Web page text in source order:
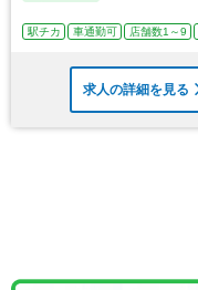
駅チカ 車通勤可 店舗数1～9
求人の詳細を見る